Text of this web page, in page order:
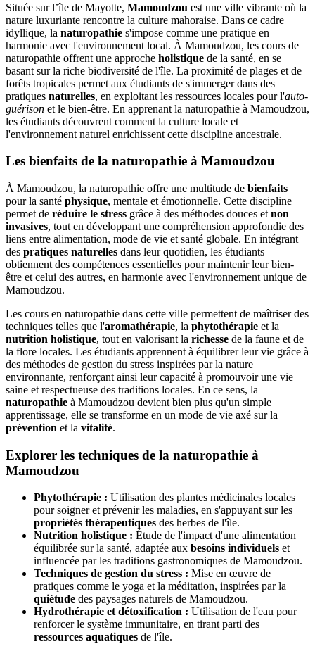
Située sur l’île de Mayotte, Mamoudzou est une ville vibrante où la
nature luxuriante rencontre la culture mahoraise. Dans ce cadre
idyllique, la naturopathie s'impose comme une pratique en
harmonie avec l'environnement local. À Mamoudzou, les cours de
naturopathie offrent une approche holistique de la santé, en se
basant sur la riche biodiversité de l'île. La proximité de plages et de
forêts tropicales permet aux étudiants de s'immerger dans des
pratiques naturelles, en exploitant les ressources locales pour l'auto-
guérison et le bien-être. En apprenant la naturopathie à Mamoudzou,
les étudiants découvrent comment la culture locale et
l'environnement naturel enrichissent cette discipline ancestrale.
Les bienfaits de la naturopathie à Mamoudzou
À Mamoudzou, la naturopathie offre une multitude de bienfaits
pour la santé physique, mentale et émotionnelle. Cette discipline
permet de réduire le stress grâce à des méthodes douces et non
invasives, tout en développant une compréhension approfondie des
liens entre alimentation, mode de vie et santé globale. En intégrant
des pratiques naturelles dans leur quotidien, les étudiants
obtiennent des compétences essentielles pour maintenir leur bien-
être et celui des autres, en harmonie avec l'environnement unique de
Mamoudzou.
Les cours en naturopathie dans cette ville permettent de maîtriser des
techniques telles que l'aromathérapie, la phytothérapie et la
nutrition holistique, tout en valorisant la richesse de la faune et de
la flore locales. Les étudiants apprennent à équilibrer leur vie grâce à
des méthodes de gestion du stress inspirées par la nature
environnante, renforçant ainsi leur capacité à promouvoir une vie
saine et respectueuse des traditions locales. En ce sens, la
naturopathie à Mamoudzou devient bien plus qu'un simple
apprentissage, elle se transforme en un mode de vie axé sur la
prévention et la vitalité.
Explorer les techniques de la naturopathie à
Mamoudzou
Phytothérapie : Utilisation des plantes médicinales locales
pour soigner et prévenir les maladies, en s'appuyant sur les
propriétés thérapeutiques des herbes de l'île.
Nutrition holistique : Étude de l'impact d'une alimentation
équilibrée sur la santé, adaptée aux besoins individuels et
influencée par les traditions gastronomiques de Mamoudzou.
Techniques de gestion du stress : Mise en œuvre de
pratiques comme le yoga et la méditation, inspirées par la
quiétude des paysages naturels de Mamoudzou.
Hydrothérapie et détoxification : Utilisation de l'eau pour
renforcer le système immunitaire, en tirant parti des
ressources aquatiques de l'île.